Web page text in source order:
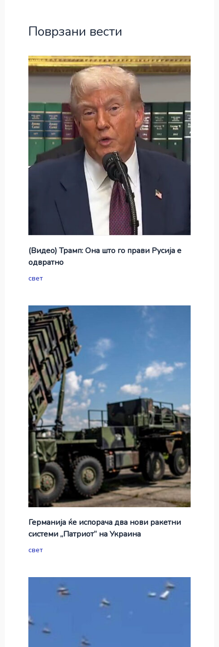
Поврзани вести
(Видео) Трамп: Она што го прави Русија е
одвратно
свет
Германија ќе испорача два нови ракетни
системи „Патриот“ на Украина
свет